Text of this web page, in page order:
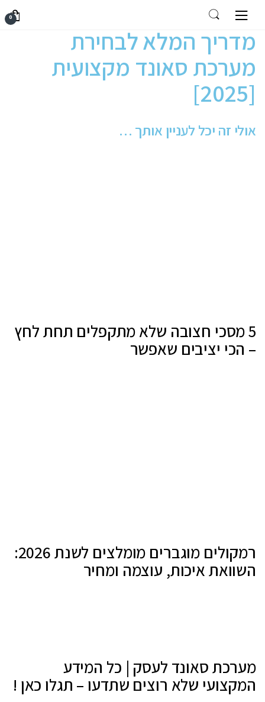
Skip to navigation
0
עמוד הבית מידע מקצועי
מדריך המלא לבחירת מערכת סאונד מקצועית
מדריך המלא לבחירת
מערכת סאונד מקצועית
[2025]
אולי זה יכל לעניין אותך …
5 מסכי חצובה שלא מתקפלים תחת לחץ
– הכי יציבים שאפשר
רמקולים מוגברים מומלצים לשנת 2026:
השוואת איכות, עוצמה ומחיר
מערכת סאונד לעסק | כל המידע
המקצועי שלא רוצים שתדעו – תגלו כאן !